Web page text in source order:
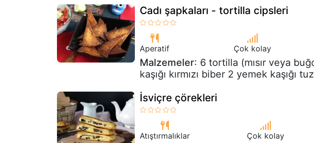
Cadı şapkaları - tortilla cipsleri
Aperatif Çok kolay
Malzemeler: 6 tortilla (mısır veya
kaşığı kırmızı biber 2 yemek kaşığı tuz
İsviçre çörekleri
Atıştırmalıklar Çok kolay